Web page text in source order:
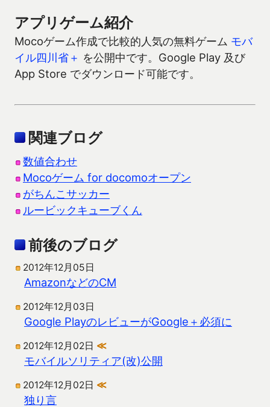
アプリゲーム紹介
Mocoゲーム作成で比較的人気の無料ゲーム モバ
イル四川省＋ を公開中です。Google Play 及び
App Store でダウンロード可能です。
関連ブログ
数値合わせ
Mocoゲーム for docomoオープン
がちんこサッカー
ルービックキューブくん
前後のブログ
2012年12月05日
AmazonなどのCM
2012年12月03日
Google PlayのレビューがGoogle＋必須に
2012年12月02日 ≪
モバイルソリティア(改)公開
2012年12月02日 ≪
独り言